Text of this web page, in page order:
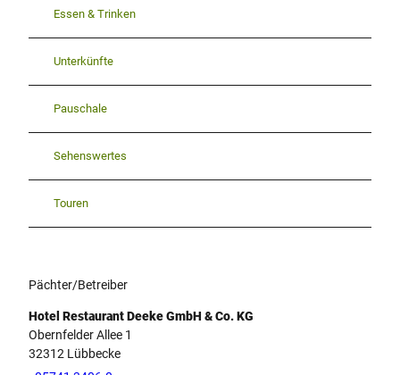
Essen & Trinken
Unterkünfte
Pauschale
Sehenswertes
Touren
Pächter/Betreiber
Hotel Restaurant Deeke GmbH & Co. KG
Obernfelder Allee 1
32312 Lübbecke